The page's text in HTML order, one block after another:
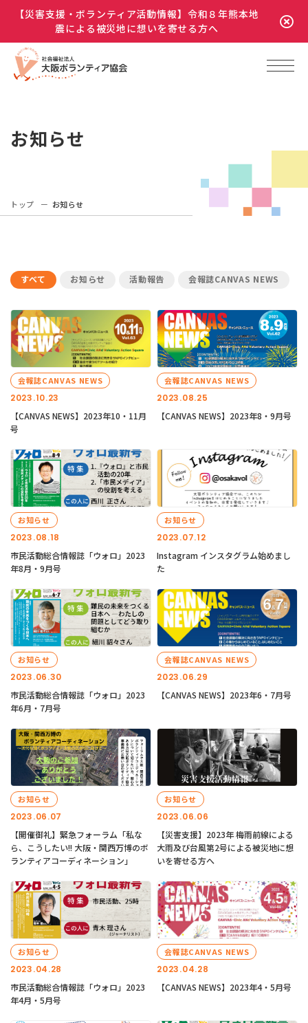
【災害支援・ボランティア活動情報】令和８年熊本地
震による被災地に想いを寄せる方へ
お知らせ
トップ お知らせ
すべて お知らせ 活動報告 会報誌CANVAS NEWS
2023.10.23
会報誌CANVAS NEWS
【CANVAS NEWS】2023年10・11月
号
2023.08.25
会報誌CANVAS NEWS
【CANVAS NEWS】2023年8・9月号
2023.08.18
お知らせ
市民活動総合情報誌「ウォロ」2023
年8月・9月号
2023.07.12
お知らせ
Instagram インスタグラム始めまし
た
2023.06.30
お知らせ
市民活動総合情報誌「ウォロ」2023
年6月・7月号
2023.06.29
会報誌CANVAS NEWS
【CANVAS NEWS】2023年6・7月号
2023.06.07
お知らせ
【開催御礼】緊急フォーラム「私な
ら、こうしたい!! 大阪・関西万博のボ
ランティアコーディネーション」
2023.06.06
お知らせ
【災害支援】2023年 梅雨前線による
大雨及び台風第2号による被災地に想
いを寄せる方へ
2023.04.28
お知らせ
市民活動総合情報誌「ウォロ」2023
年4月・5月号
2023.04.28
会報誌CANVAS NEWS
【CANVAS NEWS】2023年4・5月号